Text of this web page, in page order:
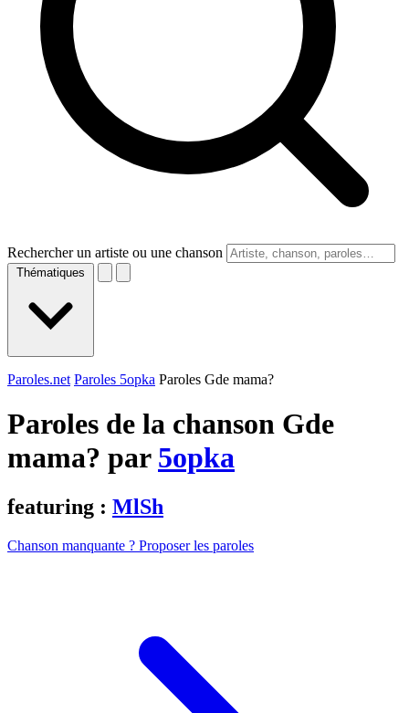
Rechercher un artiste ou une chanson
Thématiques
Paroles.net Paroles 5opka Paroles Gde mama?
Paroles de la chanson Gde
mama? par 5opka
featuring : MlSh
Chanson manquante ? Proposer les paroles